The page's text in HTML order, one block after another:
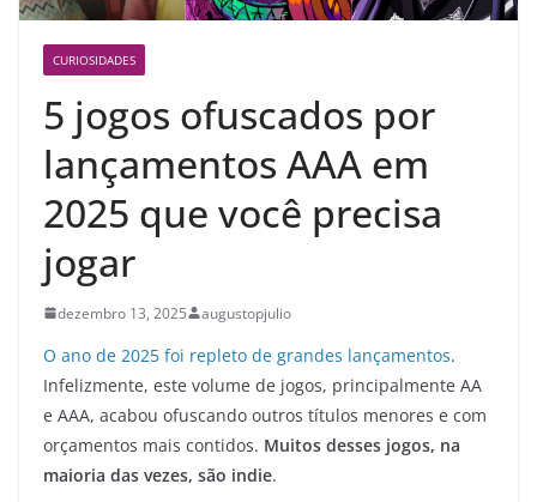
CURIOSIDADES
5 jogos ofuscados por
lançamentos AAA em
2025 que você precisa
jogar
dezembro 13, 2025 augustopjulio
O ano de 2025 foi repleto de grandes lançamentos.
Infelizmente, este volume de jogos, principalmente AA
e AAA, acabou ofuscando outros títulos menores e com
orçamentos mais contidos. Muitos desses jogos, na
maioria das vezes, são indie.